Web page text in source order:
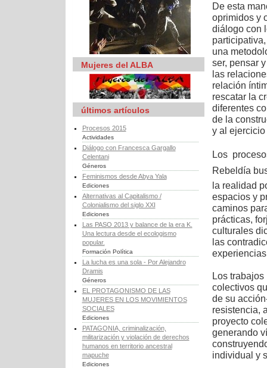
Mujeres del ALBA
últimos artículos
Procesos 2015
Actividades
Diálogo con Francesca Gargallo
Celentani
Géneros
Feminismos desde Abya Yala
Ediciones
Alternativas al Capitalismo /
Colonialismo del siglo XXI
Ediciones
Las PASO 2013 y balance de la era K.
Una lectura desde el ecologismo
popular.
Formación Política
La lucha es una sola - Por Alejandro
Dramis
Géneros
EL PROTAGONISMO DE LAS
MUJERES EN LOS MOVIMIENTOS
SOCIALES
Ediciones
PATAGONIA, criminalización,
militarización y violación de derechos
humanos en territorio ancestral
mapuche
Ediciones
De esta
oprimidos y
diálogo con
una
ser, pensar
las
relación
rescatar la
diferentes
de la
y al
Los
Rebeldía
la realidad
espacios y
caminos
prácticas,
culturales
las
Los
colectivos
de su
resistencia,
proyecto
generando
individual y